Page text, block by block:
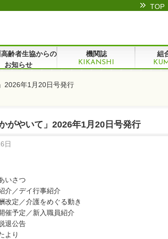
TOP
齢者生協からの
お知らせ
機関誌
KIKANSHI
組
2026年1月20日号発行
がやいて」2026年1月20日号発行
日
いさつ
介／デイ行事紹介
改定／介護をめぐる動き
催予定／新入職員紹介
退公告
より